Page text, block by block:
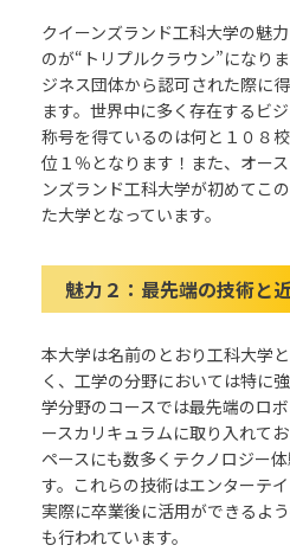
クイーンズランド工科大学の魅
のが“トリプルクラウン”になり
ジネス団体から認可された際に
ます。 世界中に多く存在するビ
称号を得ているのは何と１０８
位１％となります！また、 オー
ンズランド工科大学が初めてこ
た大学となっています。
魅力２： 最先端の技術と
本大学は名前のとおり工科大学
く、工学の分野においては特に
学分野のコースでは最先端のロ
ースカリキュラムに取り入れて
ペースにも数多くテクノロジー
す。これらの技術はエンターテ
実際に卒業後に活用ができるよ
も行われています。